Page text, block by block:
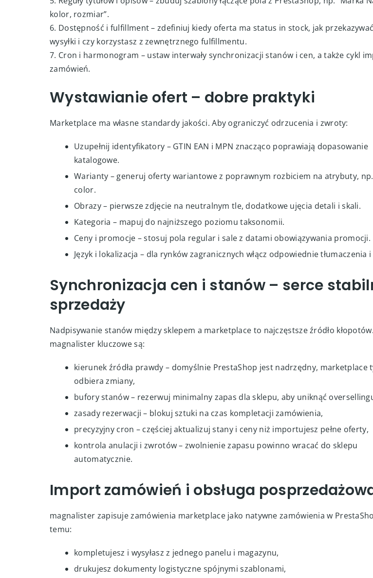
potrzeby utwórz szablony wysyłki i zwrotów po stronie marketplace.
3. Mapowanie podatków i walut – określ ceny brutto lub netto, stawki VAT oraz
walut, jeśli sprzedajesz wielokanałowo.
4. Kategorie i atrybuty – zmapuj kategorie PrestaShop na kategorie docelowe
przypisz wymagane atrybuty, takie jak marka, EAN, rozmiar, kolor.
5. Reguły tytułów i opisów – zbuduj szablony łączące pola z PrestaShop, np. “Marka
6. Dostępność i fulfillment – zdefiniuj kiedy oferta ma status in stock, jak przekazywać
7. Cron i harmonogram – ustaw interwały synchronizacji stanów i cen, a także cykl
zamówień.
Wystawianie ofert – dobre praktyki
Marketplace ma własne standardy jakości. Aby ograniczyć odrzucenia i zwroty:
Uzupełnij identyfikatory – GTIN EAN i MPN znacząco poprawiają dopasowanie
katalogowe.
Warianty – generuj oferty wariantowe z poprawnym rozbiciem na atrybuty, np.
color.
Obrazy – pierwsze zdjęcie na neutralnym tle, dodatkowe ujęcia detali i skali.
Kategoria – mapuj do najniższego poziomu taksonomii.
Ceny i promocje – stosuj pola regular i sale z datami obowiązywania promocji.
Język i lokalizacja – dla rynków zagranicznych włącz odpowiednie tłumaczenia i
sprzedaży
Nadpisywanie stanów między sklepem a marketplace to najczęstsze źródło kłopotów.
magnalister kluczowe są:
kierunek źródła prawdy – domyślnie PrestaShop jest nadrzędny, marketplace
odbiera zmiany,
zasady rezerwacji – blokuj sztuki na czas kompletacji zamówienia,
precyzyjny cron – częściej aktualizuj stany i ceny niż importujesz pełne oferty,
kontrola anulacji i zwrotów – zwolnienie zapasu powinno wracać do sklepu
Import zamówień i obsługa posprzedażowa